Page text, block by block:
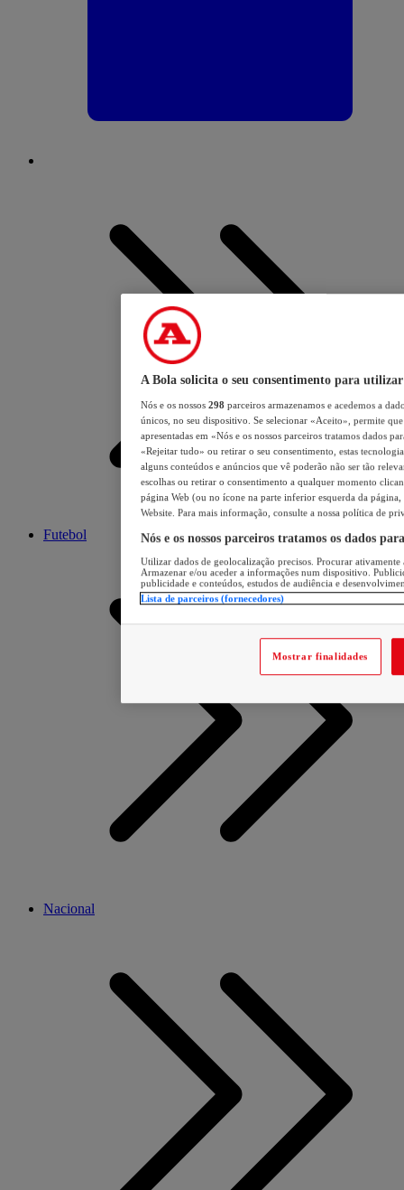
Futebol
Nacional
A Bola solicita o seu consentimento para utilizar
Nós e os nossos 298 parceiros armazenamos e acedemos a
únicos, no seu dispositivo. Se selecionar «Aceito», permite
apresentadas em «Nós e os nossos parceiros tratamos dados
«Rejeitar tudo» ou retirar o seu consentimento, estas
alguns conteúdos e anúncios que vê poderão não ser tão
escolhas ou retirar o consentimento a qualquer momento
página Web (ou no ícone na parte inferior esquerda da página,
Website. Para mais informação, consulte a nossa política de
Nós e os nossos parceiros tratamos os dados
Utilizar dados de geolocalização precisos. Procurar
Armazenar e/ou aceder a informações num dispositivo.
publicidade e conteúdos, estudos de audiência e
Lista de parceiros (fornecedores)
Mostrar finalidades